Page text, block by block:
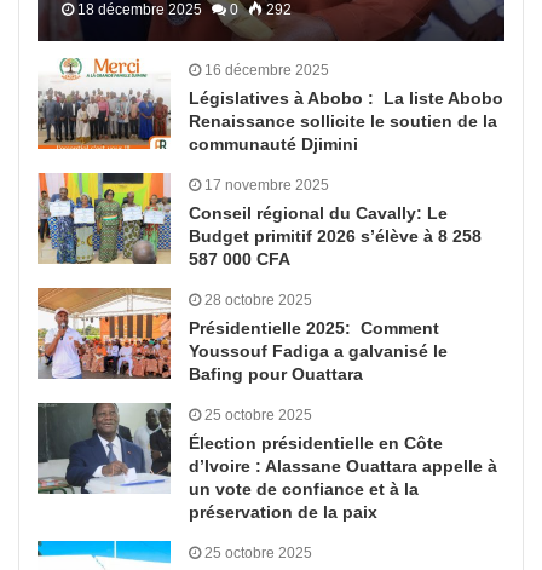
18 décembre 2025 0 292
16 décembre 2025
Législatives à Abobo : La liste Abobo
Renaissance sollicite le soutien de la
communauté Djimini
17 novembre 2025
Conseil régional du Cavally: Le
Budget primitif 2026 s’élève à 8 258
587 000 CFA
28 octobre 2025
Présidentielle 2025: Comment
Youssouf Fadiga a galvanisé le
Bafing pour Ouattara
25 octobre 2025
Élection présidentielle en Côte
d’Ivoire : Alassane Ouattara appelle à
un vote de confiance et à la
préservation de la paix
25 octobre 2025